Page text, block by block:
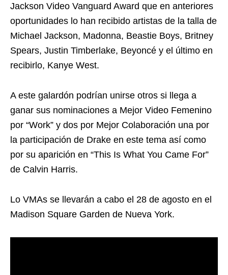
Jackson Video Vanguard Award que en anteriores
oportunidades lo han recibido artistas de la talla de
Michael Jackson, Madonna, Beastie Boys, Britney
Spears, Justin Timberlake, Beyoncé y el último en
recibirlo, Kanye West.
A este galardón podrían unirse otros si llega a
ganar sus nominaciones a Mejor Video Femenino
por “Work” y dos por Mejor Colaboración una por
la participación de Drake en este tema así como
por su aparición en “This Is What You Came For”
de Calvin Harris.
Lo VMAs se llevarán a cabo el 28 de agosto en el
Madison Square Garden de Nueva York.